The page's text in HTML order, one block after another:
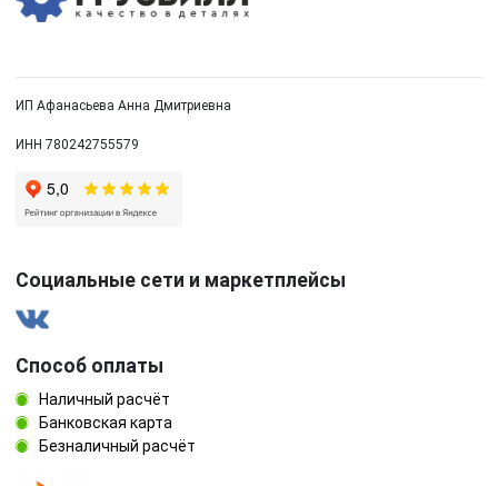
ИП Афанасьева Анна Дмитриевна
ИНН 780242755579
Социальные сети и маркетплейсы
Способ оплаты
Наличный расчёт
Банковская карта
Безналичный расчёт